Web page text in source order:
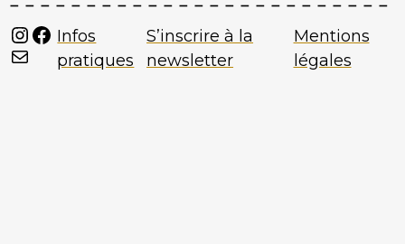
Instagram
Facebook
Mail
Infos
pratiques
S’inscrire à la
newsletter
Mentions
légales